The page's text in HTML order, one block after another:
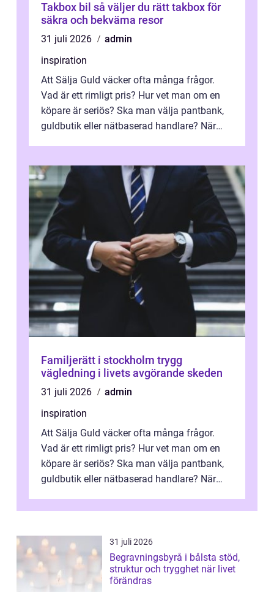
Takbox bil så väljer du rätt takbox för
säkra och bekväma resor
31 juli 2026
admin
inspiration
Att Sälja Guld väcker ofta många frågor.
Vad är ett rimligt pris? Hur vet man om en
köpare är seriös? Ska man välja pantbank,
guldbutik eller nätbaserad handlare? När
Familjerätt i stockholm trygg
vägledning i livets avgörande skeden
31 juli 2026
admin
inspiration
Att Sälja Guld väcker ofta många frågor.
Vad är ett rimligt pris? Hur vet man om en
köpare är seriös? Ska man välja pantbank,
guldbutik eller nätbaserad handlare? När
31 juli 2026
Begravningsbyrå i bålsta stöd,
struktur och trygghet när livet
förändras